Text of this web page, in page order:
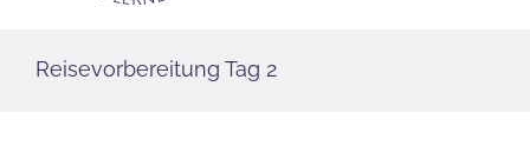
Reisevorbereitung Tag 2